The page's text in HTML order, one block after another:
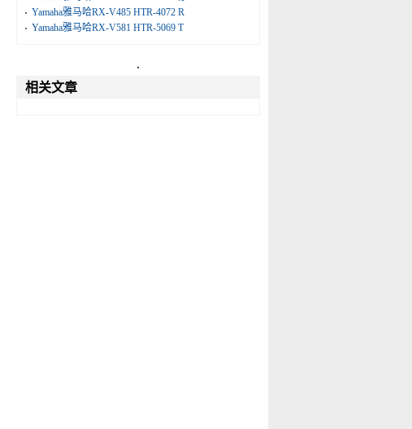
Yamaha雅马哈RX-V485 HTR-4072 R
Yamaha雅马哈RX-V581 HTR-5069 T
.
相关文章